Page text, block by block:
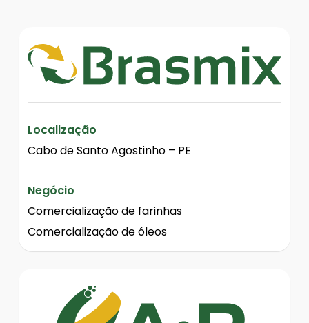
Localização
Cabo de Santo Agostinho – PE
Negócio
Comercialização de farinhas
Comercialização de óleos